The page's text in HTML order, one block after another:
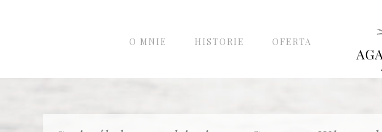
O MNIE HISTORIE OFERTA